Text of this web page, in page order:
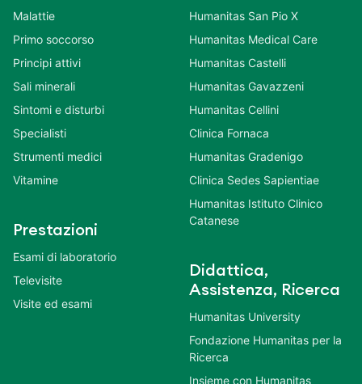
Malattie
Primo soccorso
Principi attivi
Sali minerali
Sintomi e disturbi
Specialisti
Strumenti medici
Vitamine
Prestazioni
Esami di laboratorio
Televisite
Visite ed esami
Humanitas San Pio X
Humanitas Medical Care
Humanitas Castelli
Humanitas Gavazzeni
Humanitas Cellini
Clinica Fornaca
Humanitas Gradenigo
Clinica Sedes Sapientiae
Humanitas Istituto Clinico
Catanese
Didattica,
Assistenza, Ricerca
Humanitas University
Fondazione Humanitas per la
Ricerca
Insieme con Humanitas